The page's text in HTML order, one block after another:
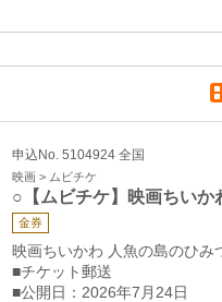
申込No. 5104924 全国
映画 > ムビチケ
○【ムビチケ】映画ちい
金券
映画ちいかわ 人魚の島のひみ
■チケット郵送
■公開日：2026年7月24日